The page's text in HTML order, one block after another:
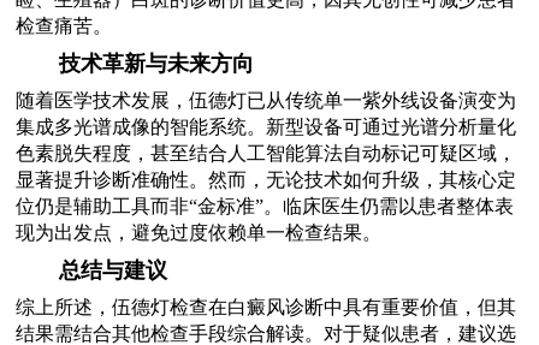
检查痛苦。
技术革新与未来方向
随着医学技术发展，伍德灯已从传统单一紫外线设备演变为
集成多光谱成像的智能系统。新型设备可通过光谱分析量化
色素脱失程度，甚至结合人工智能算法自动标记可疑区域，
显著提升诊断准确性。然而，无论技术如何升级，其核心定
位仍是辅助工具而非“金标准”。临床医生仍需以患者整体表
现为出发点，避免过度依赖单一检查结果。
总结与建议
综上所述，伍德灯检查在白癜风诊断中具有重要价值，但其
结果需结合其他检查手段综合解读。对于疑似患者，建议选